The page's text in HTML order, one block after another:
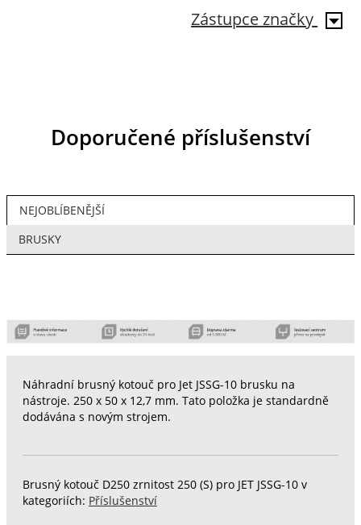
Zástupce značky
Doporučené příslušenství
NEJOBLÍBENĚJŠÍ
BRUSKY
Náhradní brusný kotouč pro Jet JSSG-10 brusku na
nástroje. 250 x 50 x 12,7 mm. Tato položka je standardně
dodávána s novým strojem.
Brusný kotouč D250 zrnitost 250 (S) pro JET JSSG-10 v
kategoriích: Příslušenství